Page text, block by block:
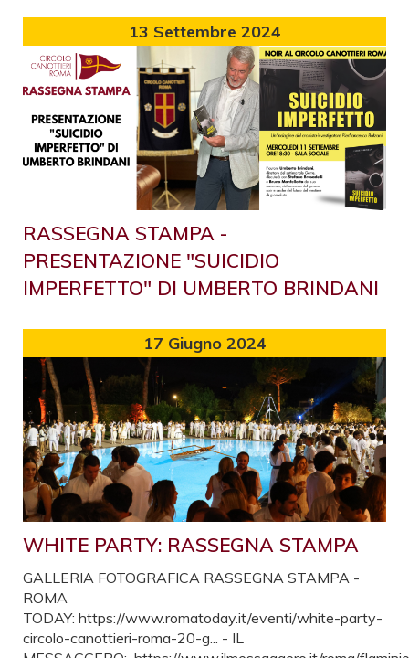
13 Settembre 2024
RASSEGNA STAMPA -
PRESENTAZIONE "SUICIDIO
IMPERFETTO" DI UMBERTO BRINDANI
17 Giugno 2024
WHITE PARTY: RASSEGNA STAMPA
GALLERIA FOTOGRAFICA RASSEGNA STAMPA -
ROMA
TODAY: https://www.romatoday.it/eventi/white-party-
circolo-canottieri-roma-20-g... - IL